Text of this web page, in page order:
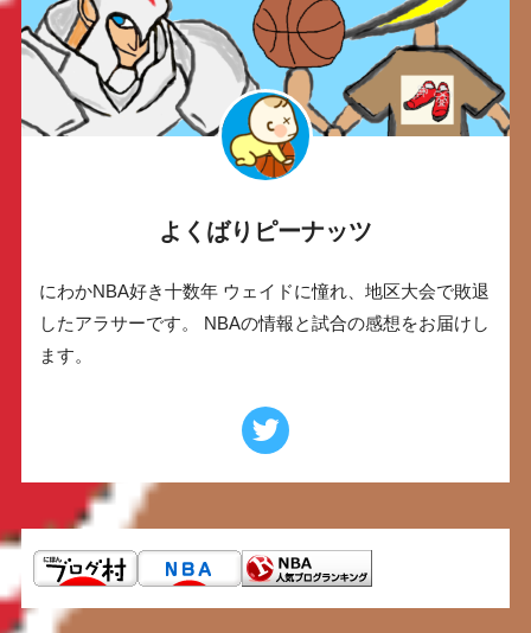
よくばりピーナッツ
にわかNBA好き十数年 ウェイドに憧れ、地区大会で敗退
したアラサーです。 NBAの情報と試合の感想をお届けし
ます。